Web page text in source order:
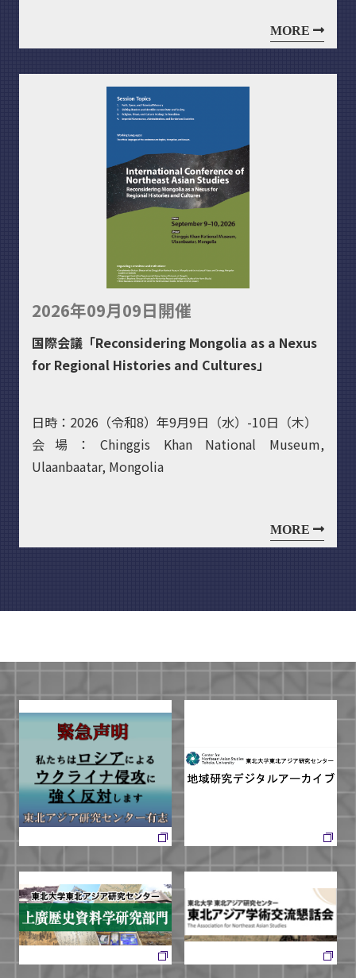
2026年09月09日開催
国際会議「Reconsidering Mongolia as a Nexus
for Regional Histories and Cultures」
日時：2026（令和8）年9月9日（水）-10日（木）
会場：Chinggis Khan National Museum,
Ulaanbaatar, Mongolia